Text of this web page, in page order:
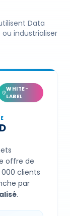
Data
industrialiser
WHITE-
LABEL
offre de
clients
par
.